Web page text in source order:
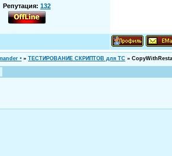
Репутация: 132
• » ТЕСТИРОВАНИЕ СКРИПТОВ для TC »